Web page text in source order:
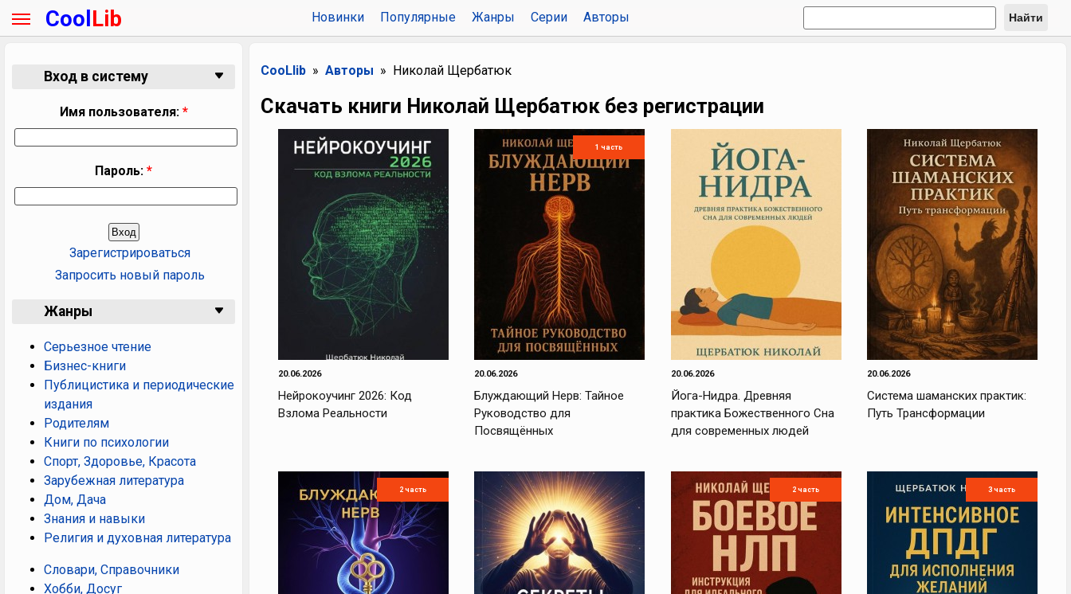
Cool Lib Найти
Новинки Популярные Жанры Серии Авторы
Вход в систему
Имя пользователя: *
Пароль: *
Зарегистрироваться
Запросить новый пароль
Жанры
Серьезное чтение
Бизнес-книги
Публицистика и периодические
издания
Родителям
Книги по психологии
Спорт, Здоровье, Красота
Зарубежная литература
Дом, Дача
Знания и навыки
Религия и духовная литература
Словари, Справочники
Хобби, Досуг
CooLlib Авторы Николай Щербатюк
Скачать книги Николай Щербатюк без регистрации
20.06.2026
Нейрокоучинг 2026: Код
Взлома Реальности
1 часть
20.06.2026
Блуждающий Нерв: Тайное
Руководство для
Посвящённых
20.06.2026
Йога-Нидра. Древняя
практика Божественного Сна
для современных людей
20.06.2026
Система шаманских практик:
Путь Трансформации
2 часть 2 часть 3 часть